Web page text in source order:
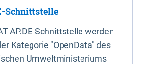
Schnittstelle
AP.DE-Schnittstelle werden
Kategorie "OpenData" des
Umweltministeriums